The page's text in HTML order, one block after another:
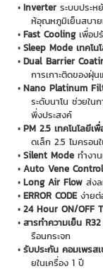
Inverter ระบบประ
ห้อุณหภูมิเย็นสบา
Fast Cooling เพื่อป
Sleep Mode เทคโ
Dual Barrier
การเกาะติดของฝุ่
Nano Platinum
ระดับนาโน ช่วยใน
พึ่งประสงค์
PM 2.5 เทคโนโลยีเ
ดเล็ก 2.5 ไมครอน
Silent Modeทำงาน
Auto Vene Control
Long Air Flowส่งล
ERROR CODEง่ายต่
24 Hour ON/OFF
สารทำความเย็น R32
รือนกระจก
รับประกัน คอมเพรส
ยในเครื่อง 1 ปี